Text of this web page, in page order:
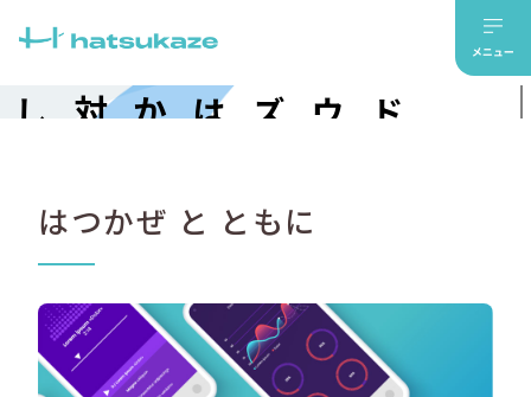
ぜ
対
話
し
、
共
感
し
はつかぜ と ともに